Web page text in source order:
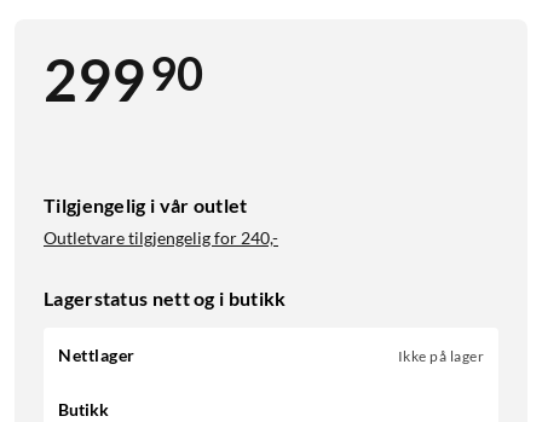
29990
Tilgjengelig i vår outlet
Outletvare tilgjengelig for240,-
Lagerstatus nett og i butikk
Nettlager Ikke på lager
Butikk